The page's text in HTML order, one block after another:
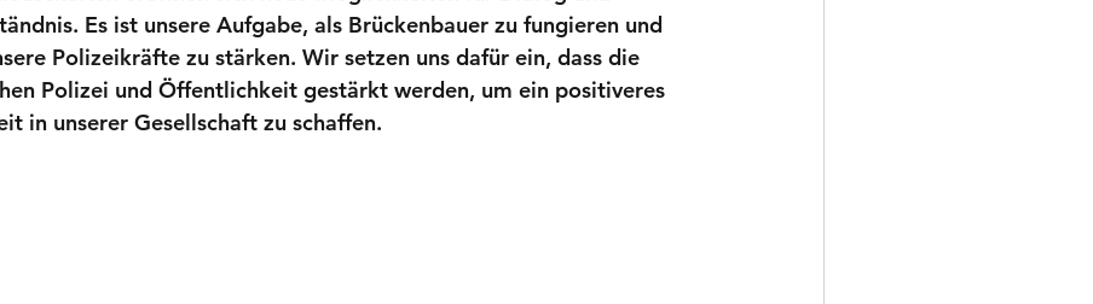
Es ist unsere Aufgabe, als Brückenbauer zu fungieren und
Polizeikräfte zu stärken. Wir setzen uns dafür ein, dass die
Polizei und Öffentlichkeit gestärkt werden, um ein positiveres
in unserer Gesellschaft zu schaffen.